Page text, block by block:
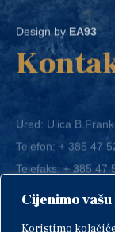
Cijenimo
Koristimo
Design by EA93
Telefon:+ 385 47
Telefaks:+ 385 47
E-mail:grad-